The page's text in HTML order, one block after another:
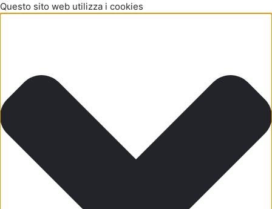
Questo sito web utilizza i cookies